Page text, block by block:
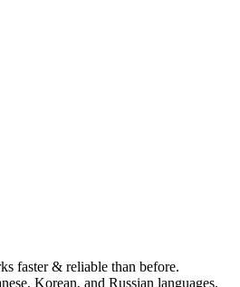
faster & reliable than before.
Korean, and Russian languages.